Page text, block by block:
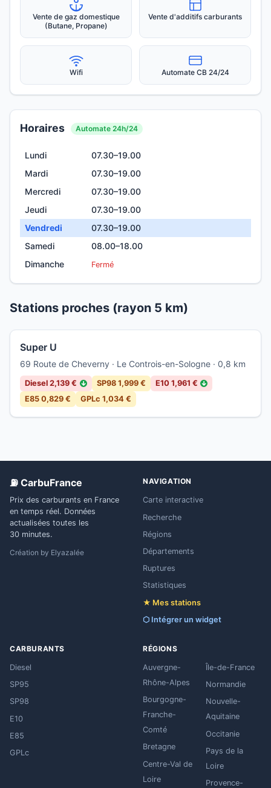
Vente de gaz domestique
(Butane, Propane)
Vente d'additifs carburants
Wifi Automate CB 24/24
Horaires Automate 24h/24
Lundi
07.30–19.00
Mardi
07.30–19.00
Mercredi
07.30–19.00
Jeudi
07.30–19.00
Vendredi
07.30–19.00
Samedi
08.00–18.00
Dimanche
Fermé
Stations proches (rayon 5 km)
Super U
69 Route de Cheverny · Le Controis-en-Sologne · 0,8 km
Diesel 2,139 € ↓ SP98 1,999 € E10 1,961 € ↓
E85 0,829 € GPLc 1,034 €
⛽ CarbuFrance
Prix des carburants en France
en temps réel. Données
actualisées toutes les
30 minutes.
Création by Elyazalée
NAVIGATION
Carte interactive
Recherche
Régions
Départements
Ruptures
Statistiques
★ Mes stations
⬡ Intégrer un widget
CARBURANTS
Diesel
SP95
SP98
E10
E85
GPLc
RÉGIONS
Auvergne-
Rhône-Alpes
Bourgogne-
Franche-
Comté
Bretagne
Centre-Val de
Loire
Île-de-France
Normandie
Nouvelle-
Aquitaine
Occitanie
Pays de la
Loire
Provence-